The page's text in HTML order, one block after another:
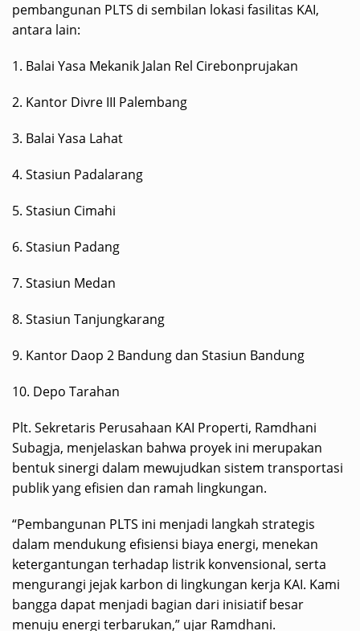
pembangunan PLTS di sembilan lokasi fasilitas KAI,
antara lain:
1.⁠ ⁠Balai Yasa Mekanik Jalan Rel Cirebonprujakan
2.⁠ ⁠Kantor Divre III Palembang
3.⁠ ⁠Balai Yasa Lahat
4.⁠ ⁠Stasiun Padalarang
5.⁠ ⁠Stasiun Cimahi
6.⁠ ⁠Stasiun Padang
7.⁠ ⁠Stasiun Medan
8.⁠ ⁠Stasiun Tanjungkarang
9.⁠ ⁠Kantor Daop 2 Bandung dan Stasiun Bandung
10.⁠ ⁠Depo Tarahan
Plt. Sekretaris Perusahaan KAI Properti, Ramdhani
Subagja, menjelaskan bahwa proyek ini merupakan
bentuk sinergi dalam mewujudkan sistem transportasi
publik yang efisien dan ramah lingkungan.
“Pembangunan PLTS ini menjadi langkah strategis
dalam mendukung efisiensi biaya energi, menekan
ketergantungan terhadap listrik konvensional, serta
mengurangi jejak karbon di lingkungan kerja KAI. Kami
bangga dapat menjadi bagian dari inisiatif besar
menuju energi terbarukan,” ujar Ramdhani.